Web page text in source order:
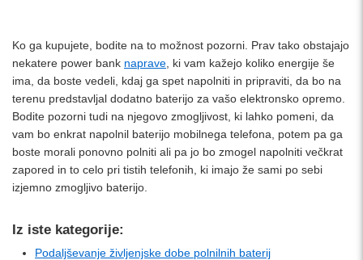
Ko ga kupujete, bodite na to možnost pozorni. Prav tako obstajajo
nekatere power bank naprave , ki vam kažejo koliko energije še
ima, da boste vedeli, kdaj ga spet napolniti in pripraviti, da bo na
terenu predstavljal dodatno baterijo za vašo elektronsko opremo.
Bodite pozorni tudi na njegovo zmogljivost, ki lahko pomeni, da
vam bo enkrat napolnil baterijo mobilnega telefona, potem pa ga
boste morali ponovno polniti ali pa jo bo zmogel napolniti večkrat
zapored in to celo pri tistih telefonih, ki imajo že sami po sebi
izjemno zmogljivo baterijo.
Iz iste kategorije:
Podaljševanje življenjske dobe polnilnih baterij